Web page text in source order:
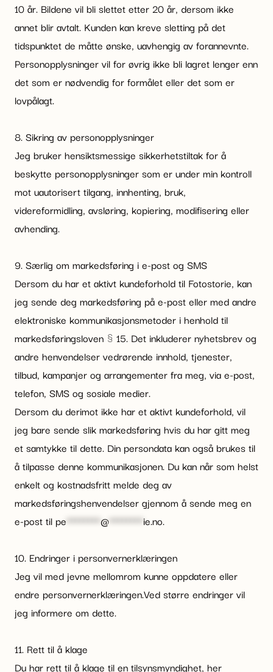
10 år. Bildene vil bli slettet etter 20 år, dersom ikke
annet blir avtalt. Kunden kan kreve sletting på det
tidspunktet de måtte ønske, uavhengig av forannevnte.
Personopplysninger vil for øvrig ikke bli lagret lenger enn
det som er nødvendig for formålet eller det som er
lovpålagt.
8. Sikring av personopplysninger
Jeg bruker hensiktsmessige sikkerhetstiltak for å
beskytte personopplysninger som er under min kontroll
mot uautorisert tilgang, innhenting, bruk,
videreformidling, avsløring, kopiering, modifisering eller
avhending.
9. Særlig om markedsføring i e-post og SMS
Dersom du har et aktivt kundeforhold til Fotostorie, kan
jeg sende deg markedsføring på e-post eller med andre
elektroniske kommunikasjonsmetoder i henhold til
markedsføringsloven § 15. Det inkluderer nyhetsbrev og
andre henvendelser vedrørende innhold, tjenester,
tilbud, kampanjer og arrangementer fra meg, via e-post,
telefon, SMS og sosiale medier.
Dersom du derimot ikke har et aktivt kundeforhold, vil
jeg bare sende slik markedsføring hvis du har gitt meg
et samtykke til dette. Din persondata kan også brukes til
å tilpasse denne kommunikasjonen. Du kan når som helst
enkelt og kostnadsfritt melde deg av
markedsføringshenvendelser gjennom å sende meg en
e-post til pe ********@********ie.no.
10. Endringer i personvernerklæringen
Jeg vil med jevne mellomrom kunne oppdatere eller
endre personvernerklæringen.Ved større endringer vil
jeg informere om dette.
11. Rett til å klage
Du har rett til å klage til en tilsynsmyndighet, her